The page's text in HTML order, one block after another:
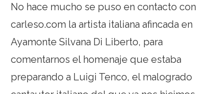
No hace mucho se puso en contacto con
carleso.com la artista italiana afincada en
Ayamonte Silvana Di Liberto, para
comentarnos el homenaje que estaba
preparando a Luigi Tenco, el malogrado